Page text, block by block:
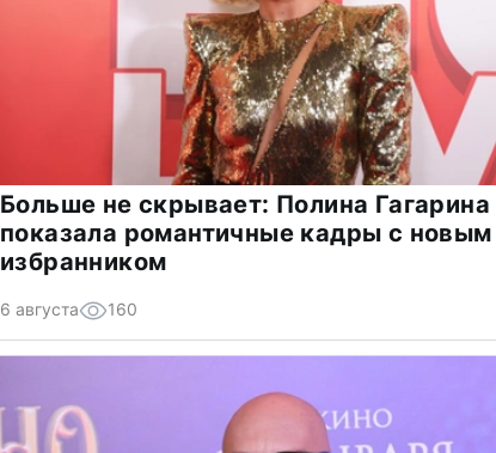
Больше не скрывает: Полина Гагарина
показала романтичные кадры с новым
избранником
6 августа 160